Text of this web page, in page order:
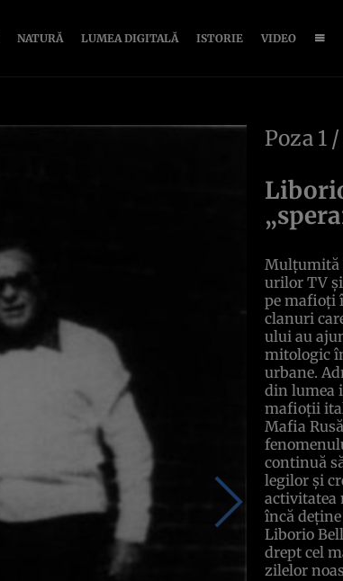
NATURĂ LUMEA DIGITALĂ ISTORIE VIDEO
Poza 1
Mulţumită
urilor TV
pe mafioţi
clanuri
ului au
mitologic
urbane.
din lumea
mafioţii
Mafia
continuă
legilor şi
activitatea
încă
Liborio
drept cel
zilelor